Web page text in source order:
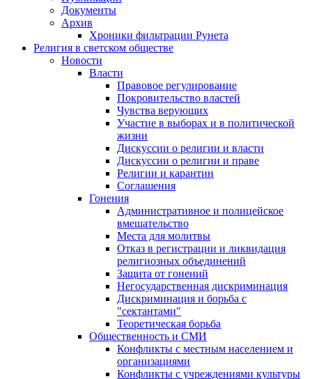
Документы
Архив
Хроники фильтрации Рунета
Религия в светском обществе
Новости
Власти
Правовое регулирование
Покровительство властей
Чувства верующих
Участие в выборах и в политической
жизни
Дискуссии о религии и власти
Дискуссии о религии и праве
Религии и карантин
Соглашения
Гонения
Административное и полицейское
вмешательство
Места для молитвы
Отказ в регистрации и ликвидация
религиозных объединений
Защита от гонений
Негосударственная дискриминация
Дискриминация и борьба с
"сектантами"
Теоретическая борьба
Общественность и СМИ
Конфликты с местным населением и
организациями
Конфликты с учреждениями культуры